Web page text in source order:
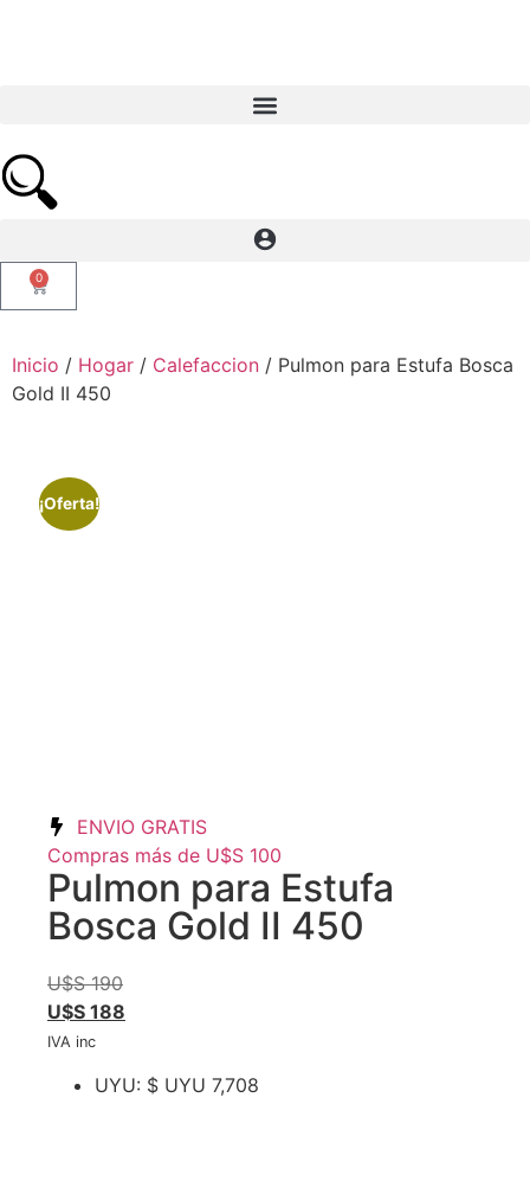
0
Inicio / Hogar / Calefaccion / Pulmon para Estufa Bosca
Gold II 450
¡Oferta!
ENVIO GRATIS
Compras más de U$S 100
Pulmon para Estufa
Bosca Gold II 450
U$S190
U$S 188
IVA inc
UYU: $ UYU 7,708